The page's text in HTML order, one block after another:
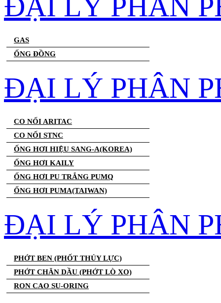
GAS
ỐNG ĐỒNG
ĐẠI LÝ PHÂN
CO NỐI ARITAC
CO NỐI STNC
ỐNG HƠI HIỆU SANG-A(KOREA)
ỐNG HƠI KAILY
ỐNG HƠI PU TRẮNG PUMQ
ỐNG HƠI PUMA(TAIWAN)
ĐẠI LÝ PHÂN
PHỚT BEN (PHỐT THỦY LỰC)
PHỚT CHĂN DẦU (PHỚT LÒ XO)
RON CAO SU-ORING